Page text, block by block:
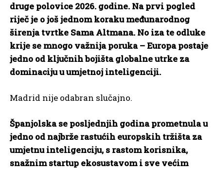
druge polovice 2026. godine. Na prvi pogled
riječ je o još jednom koraku međunarodnog
širenja tvrtke Sama Altmana. No iza te odluke
krije se mnogo važnija poruka – Europa postaje
jedno od ključnih bojišta globalne utrke za
dominaciju u umjetnoj inteligenciji.
Madrid nije odabran slučajno.
Španjolska se posljednjih godina prometnula u
jedno od najbrže rastućih europskih tržišta za
umjetnu inteligenciju, s rastom korisnika,
snažnim startup ekosustavom i sve većim